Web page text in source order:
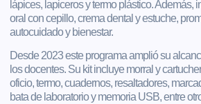
lápices, lapiceros y termo plástico. Además,
oral con cepillo, crema dental y estuche,
autocuidado y bienestar.
Desde 2023 este programa amplió su
los docentes. Su kit incluye morral y
oficio, termo, cuadernos, resaltadores,
bata de laboratorio y memoria USB, entre